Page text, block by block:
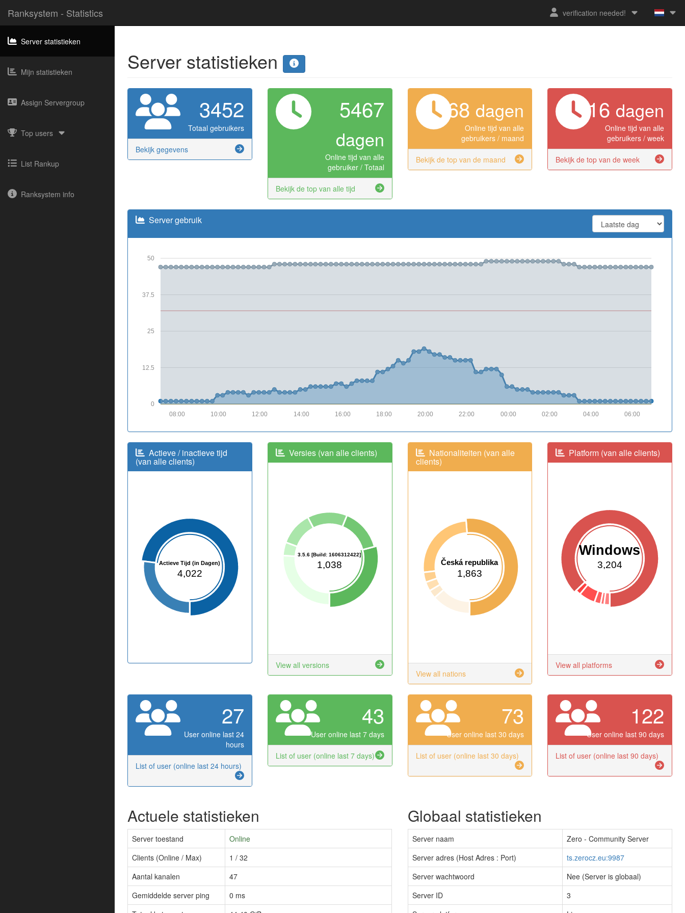
Ranksystem - Statistics verification needed!
Server statistieken
Mijn statistieken
Assign Servergroup
Top users
List Rankup
Ranksystem info
Server statistieken
3452
Totaal gebruikers
Bekijk gegevens
5467
dagen
Online tijd van alle
gebruiker / Totaal
Bekijk de top van alle tijd
68 dagen
Online tijd van alle
gebruikers / maand
Bekijk de top van de maand
16 dagen
Online tijd van alle
gebruikers / week
Bekijk de top van de week
Server gebruik
0
12.5
25
37.5
50
06:00
04:00
02:00
00:00
22:00
20:00
18:00
16:00
14:00
12:00
10:00
08:00
Actieve / inactieve tijd
(van alle clients)
Actieve Tijd (in Dagen)
4,022
Versies (van alle clients)
3.5.6 [Build: 1606312422]
1,038
View all versions
Nationaliteiten (van alle
clients)
Česká republika
1,863
View all nations
Platform (van alle clients)
Windows
3,204
View all platforms
27
User online last 24
hours
List of user (online last 24 hours)
43
User online last 7 days
List of user (online last 7 days)
73
User online last 30 days
List of user (online last 30 days)
122
User online last 90 days
List of user (online last 90 days)
Actuele statistieken
Server toestand
Online
Clients (Online / Max)
1 / 32
Aantal kanalen
47
Gemiddelde server ping
0 ms
Globaal statistieken
Server naam
Zero - Community Server
Server adres (Host Adres : Port)
ts.zerocz.eu:9987
Server wachtwoord
Nee (Server is globaal)
Server ID
3